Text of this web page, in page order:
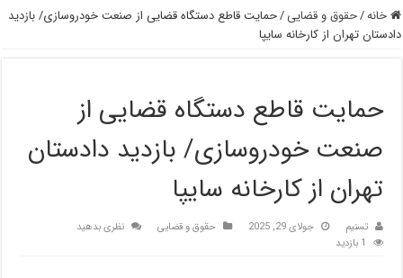
خانه/حقوق و قضایی /حمایت قاطع دستگاه قضایی از صنعت خودروسازی/ بازدید
دادستان تهران از کارخانه سایپا
حمایت قاطع دستگاه قضایی از
صنعت خودروسازی/ بازدید دادستان
تهران از کارخانه سایپا
تسنیم جولای 29, 2025 حقوق و قضایی
نظری بدهید
1 بازدید